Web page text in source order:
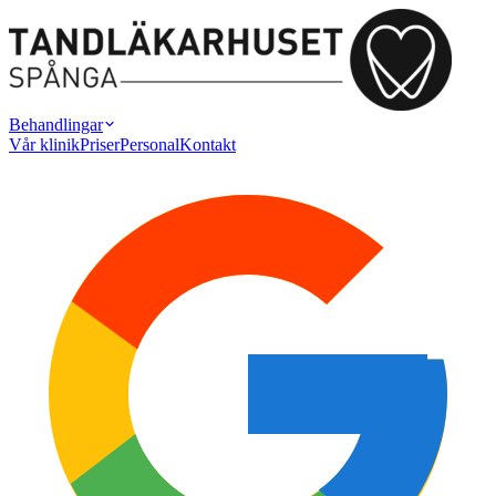
Behandlingar
Vår klinikPriserPersonalKontakt